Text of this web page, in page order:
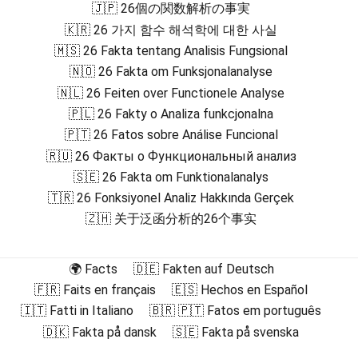
🇯🇵 26個の関数解析の事実
🇰🇷 26 가지 함수 해석학에 대한 사실
🇲🇸 26 Fakta tentang Analisis Fungsional
🇳🇴 26 Fakta om Funksjonalanalyse
🇳🇱 26 Feiten over Functionele Analyse
🇵🇱 26 Fakty o Analiza funkcjonalna
🇵🇹 26 Fatos sobre Análise Funcional
🇷🇺 26 Факты о Функциональный анализ
🇸🇪 26 Fakta om Funktionalanalys
🇹🇷 26 Fonksiyonel Analiz Hakkında Gerçek
🇿🇭 关于泛函分析的26个事实
🌍 Facts
🇩🇪 Fakten auf Deutsch
🇫🇷 Faits en français
🇪🇸 Hechos en Español
🇮🇹 Fatti in Italiano
🇧🇷 🇵🇹 Fatos em português
🇩🇰 Fakta på dansk
🇸🇪 Fakta på svenska